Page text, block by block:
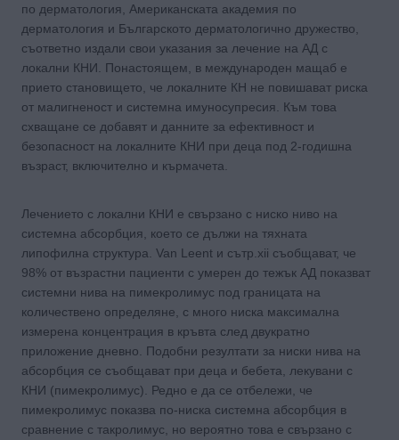
по дерматология, Американската академия по
дерматология и Българското дерматологично дружество,
съответно издали свои указания за лечение на АД с
локални КНИ. Понастоящем, в международен мащаб е
прието становището, че локалните КН не повишават риска
от малигненост и системна имуносупресия. Към това
схващане се добавят и данните за ефективност и
безопасност на локалните КНИ при деца под 2-годишна
възраст, включително и кърмачета.
Лечението с локални КНИ е свързано с ниско ниво на
системна абсорбция, което се дължи на тяхната
липофилна структура. Van Leent и сътр.xii съобщават, че
98% от възрастни пациенти с умерен до тежък АД показват
системни нива на пимекролимус под границата на
количествено определяне, с много ниска максимална
измерена концентрация в кръвта след двукратно
приложение дневно. Подобни резултати за ниски нива на
абсорбция се съобщават при деца и бебета, лекувани с
КНИ (пимекролимус). Редно е да се отбележи, че
пимекролимус показва по-ниска системна абсорбция в
сравнение с такролимус, но вероятно това е свързано с